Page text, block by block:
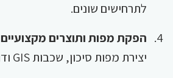
לתרחישים שונים.
הפקת מפות ותוצרים מקצועיים
יצירת מפות סיכון, שכבות GIS ודוחות מסכמים.